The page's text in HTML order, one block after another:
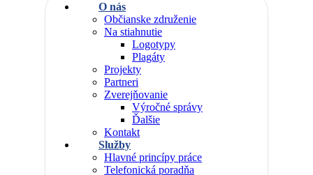
O nás
Občianske združenie
Na stiahnutie
Logotypy
Plagáty
Projekty
Partneri
Zverejňovanie
Výročné správy
Ďalšie
Kontakt
Služby
Hlavné princípy práce
Telefonická poradňa